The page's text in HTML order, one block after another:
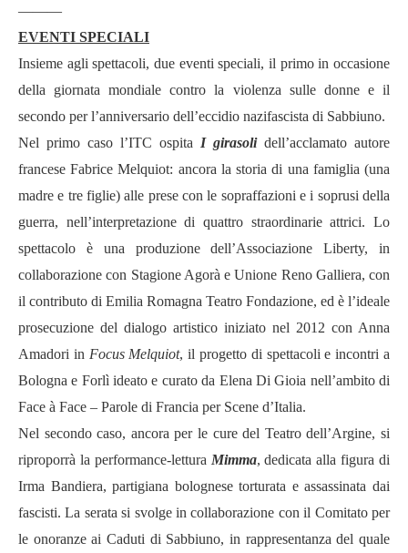
———
EVENTI SPECIALI
Insieme agli spettacoli, due eventi speciali, il primo in occasione
della giornata mondiale contro la violenza sulle donne e il
secondo per l’anniversario dell’eccidio nazifascista di Sabbiuno.
Nel primo caso l’ITC ospita I girasoli dell’acclamato autore
francese Fabrice Melquiot: ancora la storia di una famiglia (una
madre e tre figlie) alle prese con le sopraffazioni e i soprusi della
guerra, nell’interpretazione di quattro straordinarie attrici. Lo
spettacolo è una produzione dell’Associazione Liberty, in
collaborazione con Stagione Agorà e Unione Reno Galliera, con
il contributo di Emilia Romagna Teatro Fondazione, ed è l’ideale
prosecuzione del dialogo artistico iniziato nel 2012 con Anna
Amadori in Focus Melquiot, il progetto di spettacoli e incontri a
Bologna e Forlì ideato e curato da Elena Di Gioia nell’ambito di
Face à Face – Parole di Francia per Scene d’Italia.
Nel secondo caso, ancora per le cure del Teatro dell’Argine, si
riproporrà la performance-lettura Mimma, dedicata alla figura di
Irma Bandiera, partigiana bolognese torturata e assassinata dai
fascisti. La serata si svolge in collaborazione con il Comitato per
le onoranze ai Caduti di Sabbiuno, in rappresentanza del quale